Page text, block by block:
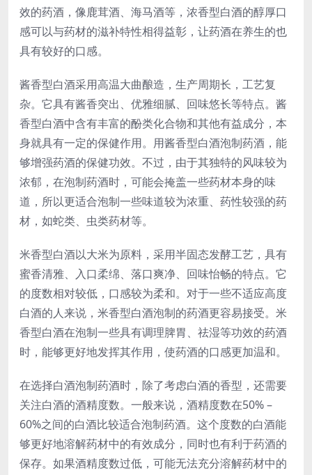
效的药酒，像鹿茸酒、海马酒等，浓香型白酒的醇厚口
感可以与药材的滋补特性相得益彰，让药酒在养生的也
具有较好的口感。
酱香型白酒采用高温大曲酿造，生产周期长，工艺复
杂。它具有酱香突出、优雅细腻、回味悠长等特点。酱
香型白酒中含有丰富的酚类化合物和其他有益成分，本
身就具有一定的保健作用。用酱香型白酒泡制药酒，能
够增强药酒的保健功效。不过，由于其独特的风味较为
浓郁，在泡制药酒时，可能会掩盖一些药材本身的味
道，所以更适合泡制一些味道较为浓重、药性较强的药
材，如蛇类、虫类药材等。
米香型白酒以大米为原料，采用半固态发酵工艺，具有
蜜香清雅、入口柔绵、落口爽净、回味怡畅的特点。它
的度数相对较低，口感较为柔和。对于一些不适应高度
白酒的人来说，米香型白酒泡制的药酒更容易接受。米
香型白酒在泡制一些具有调理脾胃、祛湿等功效的药酒
时，能够更好地发挥其作用，使药酒的口感更加温和。
在选择白酒泡制药酒时，除了考虑白酒的香型，还需要
关注白酒的酒精度数。一般来说，酒精度数在50% –
60%之间的白酒比较适合泡制药酒。这个度数的白酒能
够更好地溶解药材中的有效成分，同时也有利于药酒的
保存。如果酒精度数过低，可能无法充分溶解药材中的